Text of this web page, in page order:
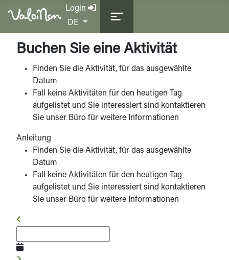
Login
Sprache auswählen
DE
Buchen Sie eine Aktivität
Finden Sie die Aktivität, für das ausgewählte
Datum
Fall keine Aktivitäten für den heutigen Tag
aufgelistet und Sie interessiert sind kontaktieren
Sie unser Büro für weitere Informationen
Anleitung
Finden Sie die Aktivität, für das ausgewählte
Datum
Fall keine Aktivitäten für den heutigen Tag
aufgelistet und Sie interessiert sind kontaktieren
Sie unser Büro für weitere Informationen